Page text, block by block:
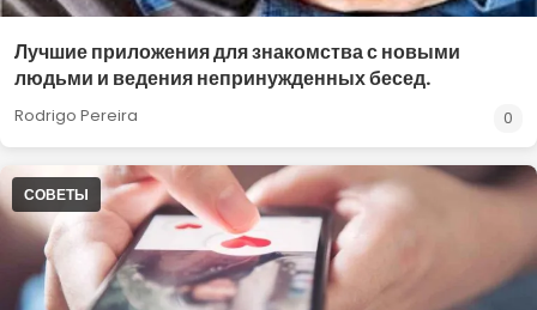
Лучшие приложения для знакомства с новыми
людьми и ведения непринужденных бесед.
Rodrigo Pereira 0
СОВЕТЫ